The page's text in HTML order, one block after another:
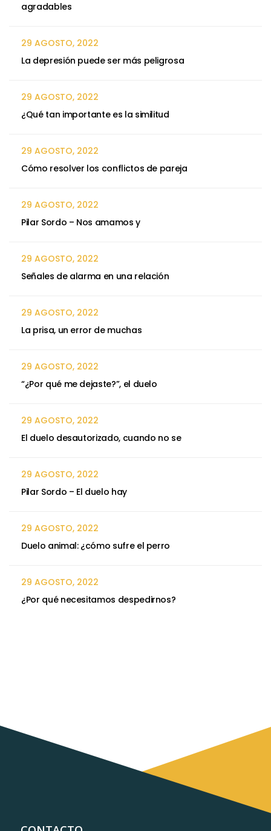
agradables
29 AGOSTO, 2022
La depresión puede ser más peligrosa
29 AGOSTO, 2022
¿Qué tan importante es la similitud
29 AGOSTO, 2022
Cómo resolver los conflictos de pareja
29 AGOSTO, 2022
Pilar Sordo – Nos amamos y
29 AGOSTO, 2022
Señales de alarma en una relación
29 AGOSTO, 2022
La prisa, un error de muchas
29 AGOSTO, 2022
“¿Por qué me dejaste?”, el duelo
29 AGOSTO, 2022
El duelo desautorizado, cuando no se
29 AGOSTO, 2022
Pilar Sordo – El duelo hay
29 AGOSTO, 2022
Duelo animal: ¿cómo sufre el perro
29 AGOSTO, 2022
¿Por qué necesitamos despedirnos?